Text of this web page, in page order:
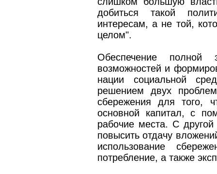
добиться такой
интересам, а не той,
целом".
Обеспечение полной
возможностей и
нации социальной
решением двух
сбережения для того,
основной капитал, с
рабочие места. С
повысить отдачу
использование
потребление, а также